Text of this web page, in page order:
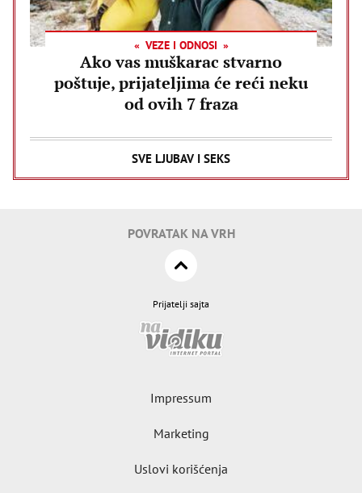
VEZE I ODNOSI
Ako vas muškarac stvarno
poštuje, prijateljima će reći neku
od ovih 7 fraza
SVE LJUBAV I SEKS
POVRATAK NA VRH
Prijatelji sajta
Impressum
Marketing
Uslovi korišćenja